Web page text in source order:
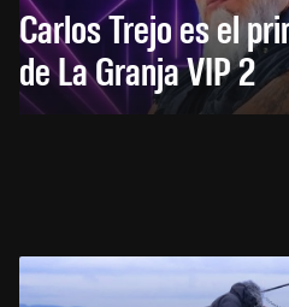
Carlos Trejo es el
de La Granja VIP 2